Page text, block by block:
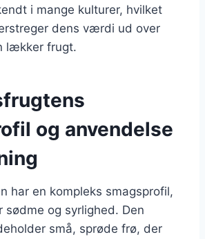
i mange kulturer, hvilket
dens værdi ud over
lækker frugt.
og anvendelse
har en kompleks smagsprofil,
sødme og syrlighed. Den
små, sprøde frø, der